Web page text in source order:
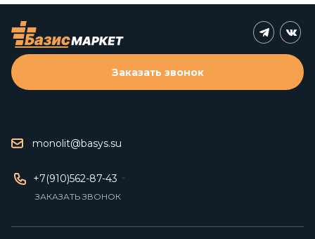
monolit@basys.su
+7(910)562-87-43
ЗАКАЗАТЬ ЗВОНОК
Заказать звонок